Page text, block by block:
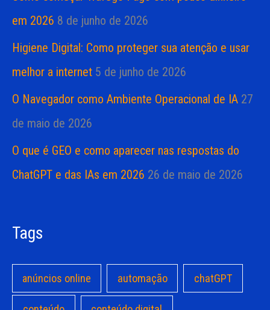
em 2026 8 de junho de 2026
Higiene Digital: Como proteger sua atenção e usar
melhor a internet 5 de junho de 2026
O Navegador como Ambiente Operacional de IA 27
de maio de 2026
O que é GEO e como aparecer nas respostas do
ChatGPT e das IAs em 2026 26 de maio de 2026
Tags
anúncios online automação chatGPT